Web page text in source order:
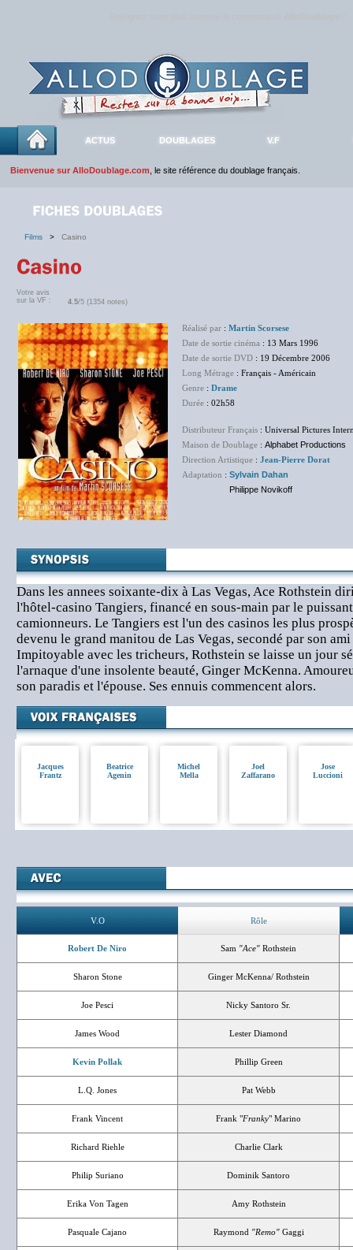
ACTUS DOUBLAGES V.F
Bienvenue sur AlloDoublage.com , le site référence du doublage français.
Films > Casino
Votre avis
sur la VF :
4.5/5 (1354 notes)
Réalisé par : Martin Scorsese
Date de sortie cinéma : 13 Mars 1996
Date de sortie DVD : 19 Décembre 2006
Long Métrage : Français - Américain
Genre : Drame
Durée : 02h58
Distributeur Français : Universal Pictures
Maison de Doublage : Alphabet Productions
Direction Artistique : Jean-Pierre Dorat
Adaptation : Sylvain Dahan
Philippe Novikoff
Dans les annees soixante-dix à Las Vegas, Ace Rothstein
l'hôtel-casino Tangiers, financé en sous-main par le
camionneurs. Le Tangiers est l'un des casinos les plus
devenu le grand manitou de Las Vegas, secondé par son
Impitoyable avec les tricheurs, Rothstein se laisse un jour
l'arnaque d'une insolente beauté, Ginger McKenna.
son paradis et l'épouse. Ses ennuis commencent alors.
Jacques
Frantz
Beatrice
Agenin
Michel
Mella
Joel
Zaffarano
Jose
Luccioni
V.O Rôle
Robert De Niro Sam "Ace" Rothstein
Sharon Stone Ginger McKenna/ Rothstein
Joe Pesci Nicky Santoro Sr.
James Wood Lester Diamond
Kevin Pollak Phillip Green
L.Q. Jones Pat Webb
Frank Vincent Frank "Franky" Marino
Richard Riehle Charlie Clark
Philip Suriano Dominik Santoro
Erika Von Tagen Amy Rothstein
Pasquale Cajano Raymond "Remo"Gaggi